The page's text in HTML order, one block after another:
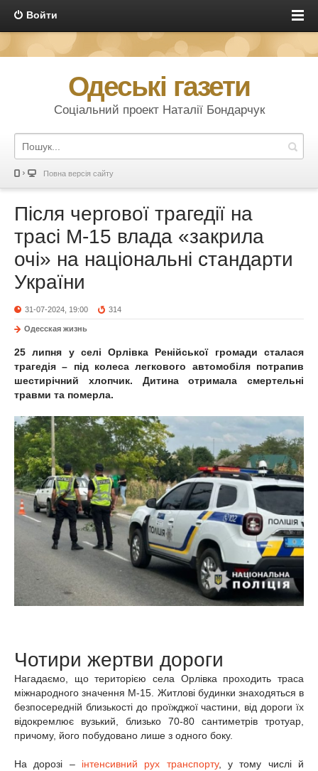
Войти
Одеські газети
Соціальний проект Наталії Бондарчук
Повна версія сайту
Після чергової трагедії на
трасі М-15 влада «закрила
очі» на національні стандарти
України
31-07-2024, 19:00 314
Одесская жизнь
25 липня у селі Орлівка Ренійської громади сталася
трагедія – під колеса легкового автомобіля потрапив
шестирічний хлопчик. Дитина отримала смертельні
травми та померла.
Чотири жертви дороги
Нагадаємо, що територією села Орлівка проходить траса
міжнародного значення М-15. Житлові будинки знаходяться в
безпосередній близькості до проїжджої частини, від дороги їх
відокремлює вузький, близько 70-80 сантиметрів тротуар,
причому, його побудовано лише з одного боку.
На дорозі – інтенсивний рух транспорту, у тому числі й